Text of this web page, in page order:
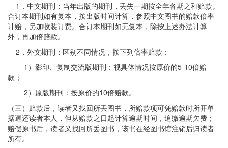
1．中文期刊：当年出版的期刊，丢失一期按全年各期之和赔款。
合订本期刊如有复本，按出版时间计算，参照中文图书的赔款倍率
计赔，另加收装订费。合订本期刊如无复本，除按上述办法计算
外，再加倍赔款。
2．外文期刊：区别不同情况，按下列倍率赔款：
1）影印、复制交流版期刊：视具体情况按原价的5-10倍赔
款；
2）原版期刊：按原价的10倍赔款。
（三）赔款后，读者又找回所丢图书，所赔款项可凭赔款时所开单
据退还读者本人，但从赔款之日起计算逾期时间，追缴逾期欠费；
赔偿原书后，读者又找回所丢图书，该书在经图书馆注销后归读者
所有。